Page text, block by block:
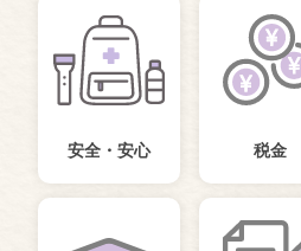
安全・安心 税金